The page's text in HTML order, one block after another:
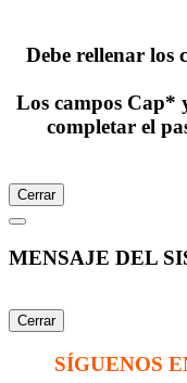
Debe rellenar los
Los campos Cap*
completar el
Cerrar
MENSAJE DEL
Cerrar
SÍGUENOS